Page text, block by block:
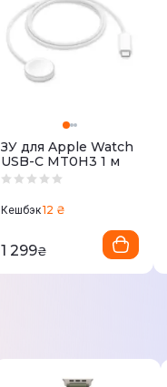
ЗУ для Apple Watch
USB-C MT0H3 1 м
Кешбэк12 ₴
1 299₴